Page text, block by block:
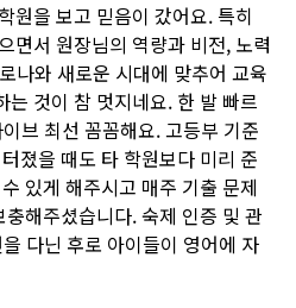
원을 보고 믿음이 갔어요. 특히
면서 원장님의 역량과 비전, 노력
나와 새로운 시대에 맞추어 교육
는 것이 참 멋지네요. 한 발 빠르
브 최선 꼼꼼해요. 고등부 기준
졌을 때도 타 학원보다 미리 준
있게 해주시고 매주 기출 문제
해주셨습니다. 숙제 인증 및 관
다닌 후로 아이들이 영어에 자